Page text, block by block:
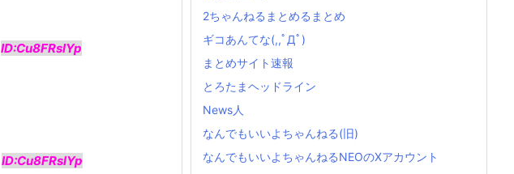
ID:Cu8FRslYp
ID:Cu8FRslYp
2ちゃんねるまとめるまとめ
ギコあんてな(,,ﾟДﾟ)
まとめサイト速報
とろたまヘッドライン
News人
なんでもいいよちゃんねる(旧)
なんでもいいよちゃんねるNEOのXアカウント